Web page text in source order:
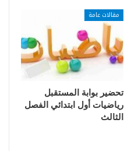
مقالات عامة
تحضير بوابة المستقبل
رياضيات أول ابتدائي الفصل
الثالث